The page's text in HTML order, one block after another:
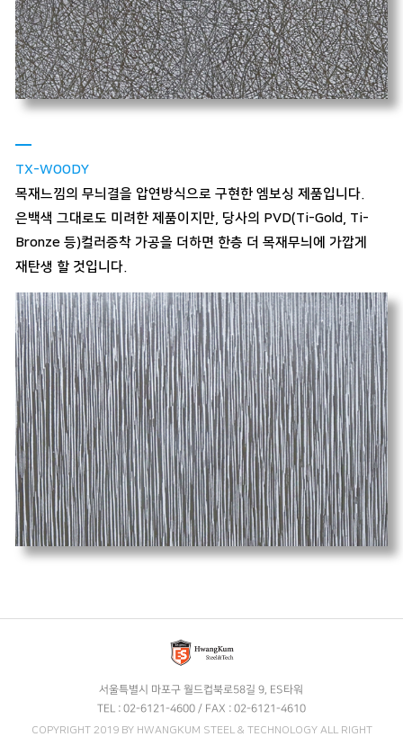
TX-WOODY
목재느낌의 무늬결을 압연방식으로 구현한 엠보싱 제품입니다.
은백색 그대로도 미려한 제품이지만, 당사의 PVD(Ti-Gold, Ti-
Bronze 등)컬러증착 가공을 더하면 한층 더 목재무늬에 가깝게
재탄생 할 것입니다.
서울특별시 마포구 월드컵북로58길 9, ES타워
TEL : 02-6121-4600 / FAX : 02-6121-4610
COPYRIGHT 2019 BY HWANGKUM STEEL & TECHNOLOGY ALL RIGHT